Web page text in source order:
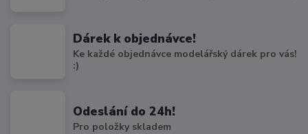
Dárek k objednávce!
Ke každé objednávce modelářský dárek pro vás!
:)
Odeslání do 24h!
Pro položky skladem